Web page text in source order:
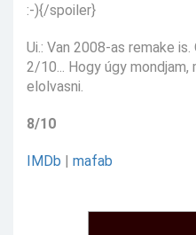
:-){/spoiler}
Ui.: Van 2008-as remake
2/10... Hogy úgy
elolvasni.
8/10
IMDb | mafab